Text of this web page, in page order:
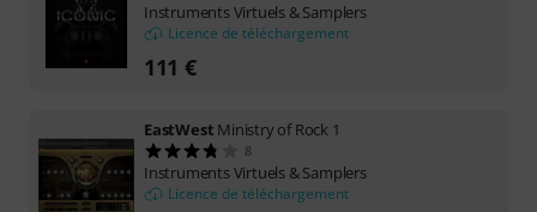
Instruments Virtuels & Samplers
Licence de téléchargement
111 €
EastWest Ministry of Rock 1
8
Instruments Virtuels & Samplers
Licence de téléchargement